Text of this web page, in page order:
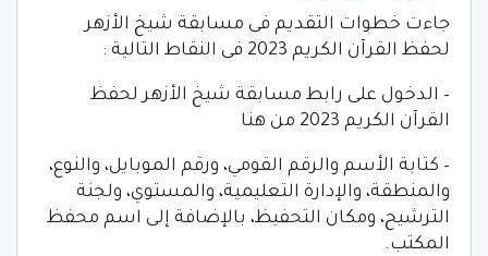
جاءت خطوات التقديم فى مسابقة شيخ الأزهر
لحفظ القرآن الكريم 2023 فى النقاط التالية :
– الدخول على رابط مسابقة شيخ الأزهر لحفظ
القرآن الكريم 2023 من هنا
– كتابة الأسم والرقم القومي، ورقم الموبايل، والنوع،
والمنطقة، والإدارة التعليمية، والمستوي، ولجنة
الترشيح، ومكان التحفيظ، بالإضافة إلى اسم محفظ
المكتب.